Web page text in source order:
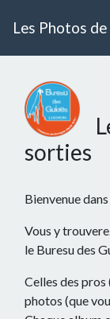
Les Photos
sorties
Bienvenue
Vous y
le Buresu des
Celles des
photos (que